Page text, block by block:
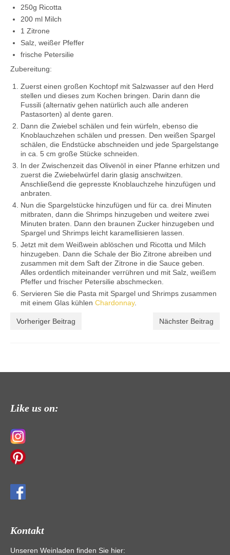
250g Ricotta
200 ml Milch
1 Zitrone
Salz, weißer Pfeffer
frische Petersilie
Zubereitung:
Zuerst einen großen Kochtopf mit Salzwasser auf den Herd
stellen und dieses zum Kochen bringen. Darin dann die
Fussili (alternativ gehen natürlich auch alle anderen
Pastasorten) al dente garen.
Dann die Zwiebel schälen und fein würfeln, ebenso die
Knoblauchzehen schälen und pressen. Den weißen Spargel
schälen, die Endstücke abschneiden und jede Spargelstange
in ca. 5 cm große Stücke schneiden.
In der Zwischenzeit das Olivenöl in einer Pfanne erhitzen und
zuerst die Zwiebelwürfel darin glasig anschwitzen.
Anschließend die gepresste Knoblauchzehe hinzufügen und
anbraten.
Nun die Spargelstücke hinzufügen und für ca. drei Minuten
mitbraten, dann die Shrimps hinzugeben und weitere zwei
Minuten braten. Dann den braunen Zucker hinzugeben und
Spargel und Shrimps leicht karamellisieren lassen.
Jetzt mit dem Weißwein ablöschen und Ricotta und Milch
hinzugeben. Dann die Schale der Bio Zitrone abreiben und
zusammen mit dem Saft der Zitrone in die Sauce geben.
Alles ordentlich miteinander verrühren und mit Salz, weißem
Pfeffer und frischer Petersilie abschmecken.
Servieren Sie die Pasta mit Spargel und Shrimps zusammen
mit einem Glas kühlen Chardonnay.
Vorheriger Beitrag Nächster Beitrag
Like us on:
Kontakt
Unseren Weinladen finden Sie hier: